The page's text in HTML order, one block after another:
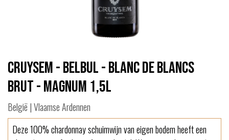
Cruysem - BelBul - Blanc de Blancs
Brut - Magnum 1,5L
België | Vlaamse Ardennen
Deze 100% chardonnay schuimwijn van eigen bodem heeft een